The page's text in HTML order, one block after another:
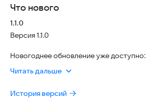
Что нового
Версия:
1.1.0
Версия 1.1.0
Новогоднее обновление уже доступно:
• Украсили меню снежинками
Дополнительно:
Читать дальше
История версий